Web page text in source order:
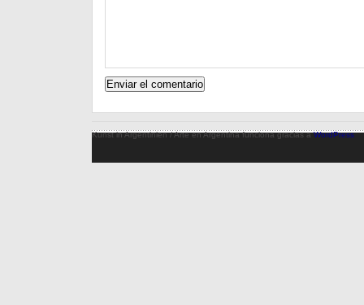
Kunst in Argentinien / Arte en Argentina funciona gracias aWordPress